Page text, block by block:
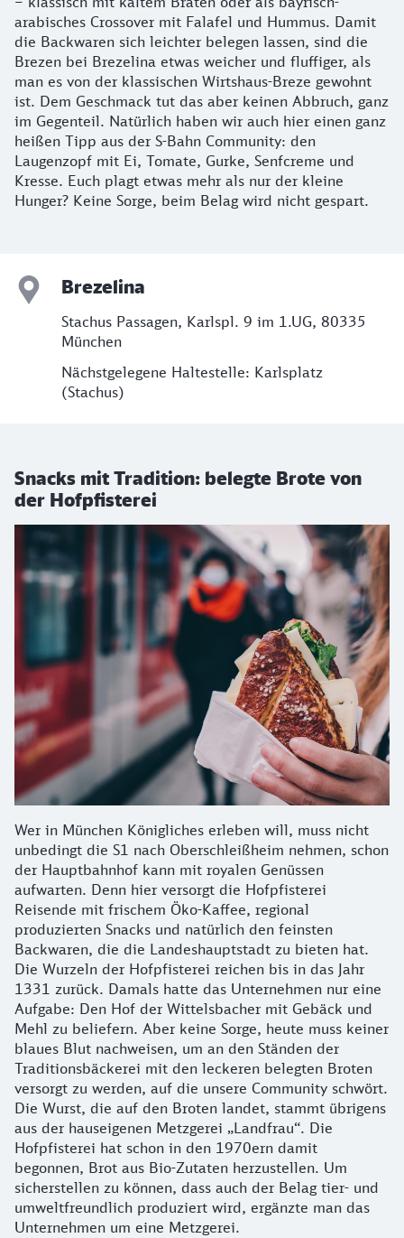
arabisches Crossover mit Falafel und Hummus. Damit
die Backwaren sich leichter belegen lassen, sind die
Brezen bei Brezelina etwas weicher und fluffiger, als
man es von der klassischen Wirtshaus-Breze gewohnt
ist. Dem Geschmack tut das aber keinen Abbruch, ganz
im Gegenteil. Natürlich haben wir auch hier einen ganz
heißen Tipp aus der S-Bahn Community: den
Laugenzopf mit Ei, Tomate, Gurke, Senfcreme und
Kresse. Euch plagt etwas mehr als nur der kleine
Hunger? Keine Sorge, beim Belag wird nicht gespart.
Brezelina
Stachus Passagen, Karlspl. 9 im 1.UG, 80335
München
Nächstgelegene Haltestelle: Karlsplatz
(Stachus)
Snacks mit Tradition: belegte Brote von
der Hofpfisterei
Wer in München Königliches erleben will, muss nicht
unbedingt die S1 nach Oberschleißheim nehmen, schon
der Hauptbahnhof kann mit royalen Genüssen
aufwarten. Denn hier versorgt die Hofpfisterei
Reisende mit frischem Öko-Kaffee, regional
produzierten Snacks und natürlich den feinsten
Backwaren, die die Landeshauptstadt zu bieten hat.
Die Wurzeln der Hofpfisterei reichen bis in das Jahr
1331 zurück. Damals hatte das Unternehmen nur eine
Aufgabe: Den Hof der Wittelsbacher mit Gebäck und
Mehl zu beliefern. Aber keine Sorge, heute muss keiner
blaues Blut nachweisen, um an den Ständen der
Traditionsbäckerei mit den leckeren belegten Broten
versorgt zu werden, auf die unsere Community schwört.
Die Wurst, die auf den Broten landet, stammt übrigens
aus der hauseigenen Metzgerei „Landfrau“. Die
Hofpfisterei hat schon in den 1970ern damit
begonnen, Brot aus Bio-Zutaten herzustellen. Um
sicherstellen zu können, dass auch der Belag tier- und
umweltfreundlich produziert wird, ergänzte man das
Unternehmen um eine Metzgerei.